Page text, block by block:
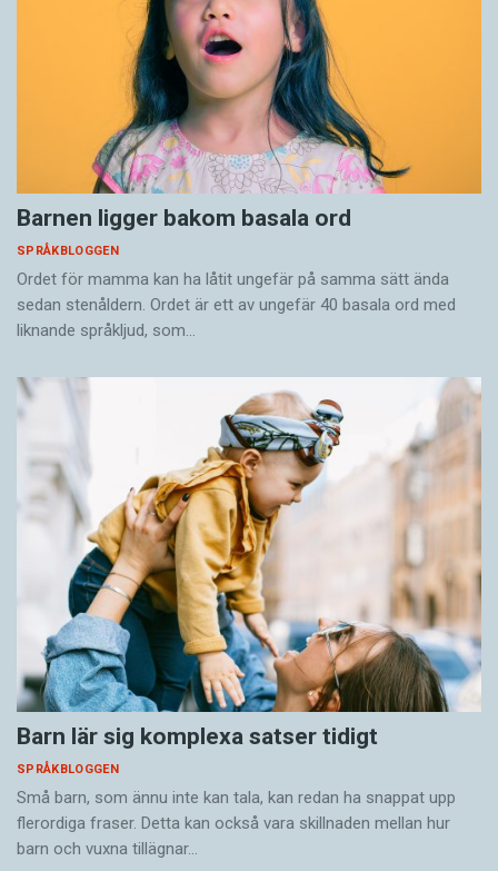
Barnen ligger bakom basala ord
SPRÅKBLOGGEN
Ordet för mamma kan ha låtit ungefär på samma sätt ända
sedan stenåldern. Ordet är ett av ungefär 40 basala ord med
liknande språkljud, som…
Barn lär sig komplexa satser tidigt
SPRÅKBLOGGEN
Små barn, som ännu inte kan tala, kan redan ha snappat upp
flerordiga fraser. Detta kan också vara skillnaden mellan hur
barn och vuxna tillägnar…